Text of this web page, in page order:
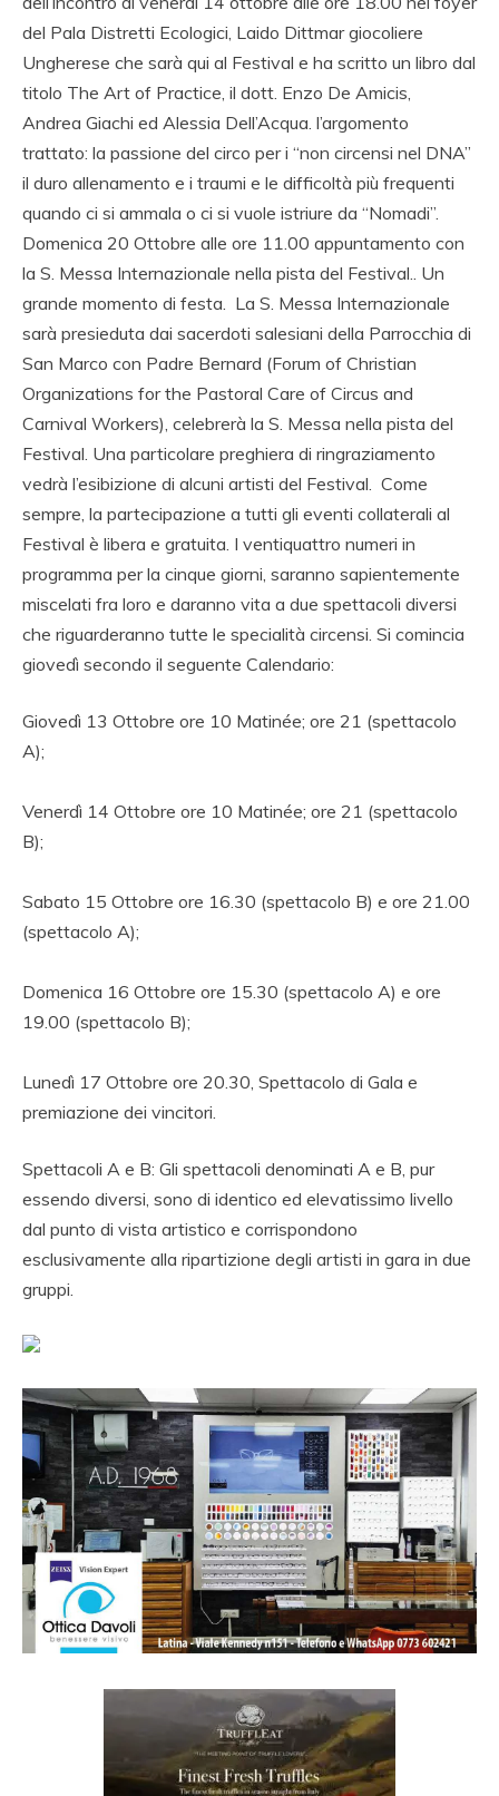
del Pala Distretti Ecologici, Laido Dittmar giocoliere
Ungherese che sarà qui al Festival e ha scritto un libro dal
titolo The Art of Practice, il dott. Enzo De Amicis,
Andrea Giachi ed Alessia Dell’Acqua. l’argomento
trattato: la passione del circo per i “non circensi nel DNA”
il duro allenamento e i traumi e le difficoltà più frequenti
quando ci si ammala o ci si vuole istriure da “Nomadi”.
Domenica 20 Ottobre alle ore 11.00 appuntamento con
la S. Messa Internazionale nella pista del Festival.. Un
grande momento di festa. La S. Messa Internazionale
sarà presieduta dai sacerdoti salesiani della Parrocchia di
San Marco con Padre Bernard (Forum of Christian
Organizations for the Pastoral Care of Circus and
Carnival Workers), celebrerà la S. Messa nella pista del
Festival. Una particolare preghiera di ringraziamento
vedrà l’esibizione di alcuni artisti del Festival. Come
sempre, la partecipazione a tutti gli eventi collaterali al
Festival è libera e gratuita. I ventiquattro numeri in
programma per la cinque giorni, saranno sapientemente
miscelati fra loro e daranno vita a due spettacoli diversi
che riguarderanno tutte le specialità circensi. Si comincia
giovedì secondo il seguente Calendario:
Giovedì 13 Ottobre ore 10 Matinée; ore 21 (spettacolo
A);
Venerdì 14 Ottobre ore 10 Matinée; ore 21 (spettacolo
B);
Sabato 15 Ottobre ore 16.30 (spettacolo B) e ore 21.00
(spettacolo A);
Domenica 16 Ottobre ore 15.30 (spettacolo A) e ore
19.00 (spettacolo B);
Lunedì 17 Ottobre ore 20.30, Spettacolo di Gala e
premiazione dei vincitori.
Spettacoli A e B: Gli spettacoli denominati A e B, pur
essendo diversi, sono di identico ed elevatissimo livello
dal punto di vista artistico e corrispondono
esclusivamente alla ripartizione degli artisti in gara in due
gruppi.